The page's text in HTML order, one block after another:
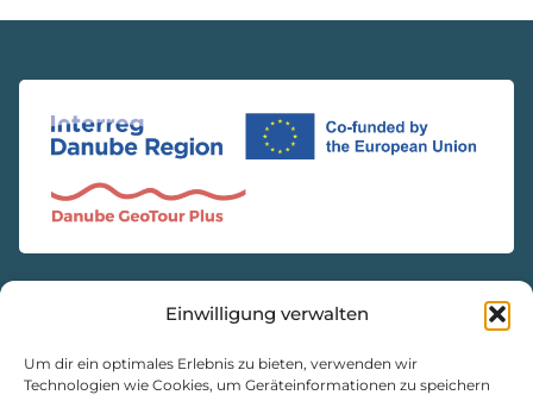
Einwilligung verwalten
Um dir ein optimales Erlebnis zu bieten, verwenden wir
Technologien wie Cookies, um Geräteinformationen zu speichern
Natur- und Geopark Steirische Eisenwurzen GmbH